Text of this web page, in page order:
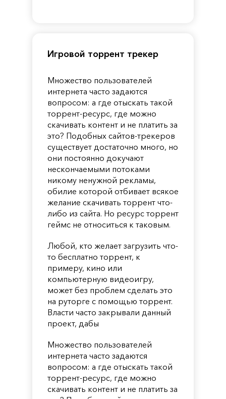
Игровой торрент трекер
Множество пользователей
интернета часто задаются
вопросом: а где отыскать такой
торрент-ресурс, где можно
скачивать контент и не платить за
это? Подобных сайтов-трекеров
существует достаточно много, но
они постоянно докучают
нескончаемыми потоками
никому ненужной рекламы,
обилие которой отбивает всякое
желание скачивать торрент что-
либо из сайта. Но ресурс торрент
геймс не относиться к таковым.
Любой, кто желает загрузить что-
то бесплатно торрент, к
примеру, кино или
компьютерную видеоигру,
может без проблем сделать это
на руторге с помощью торрент.
Власти часто закрывали данный
проект, дабы
Множество пользователей
интернета часто задаются
вопросом: а где отыскать такой
торрент-ресурс, где можно
скачивать контент и не платить за